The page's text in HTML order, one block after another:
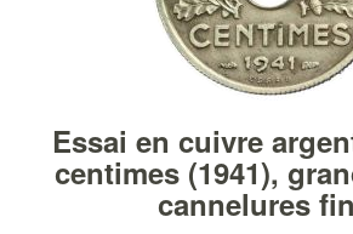
Essai en cuivre
centimes (1941),
cannelures